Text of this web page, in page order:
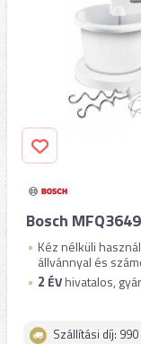
Bosch
Kéz nélküli
állvánnyal és
2 ÉVhivatalos,
Szállítási díj: